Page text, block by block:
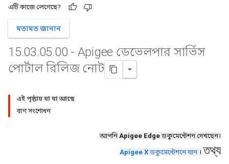
এটি কাজে লেগেছে?
মতামত জানান
15.03.05.00 - Apigee ডেভেলপার সার্ভিস
পোর্টাল রিলিজ নোট
এই পৃষ্ঠায় যা যা আছে
বাগ সংশোধন
আপনিApigee Edge ডকুমেন্টেশন দেখছেন।
Apigee X ডকুমেন্টেশনে যান। তথ্য